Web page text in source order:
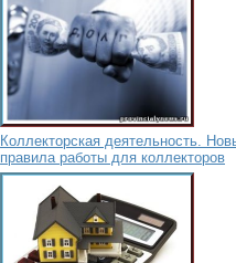
Коллекторская деятельность.
правила работы для коллекторов